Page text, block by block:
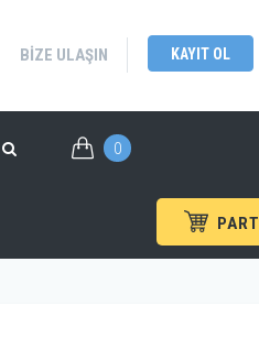
BIZE ULAŞIN KAYIT OL
0
DC Güç Kaynakları /